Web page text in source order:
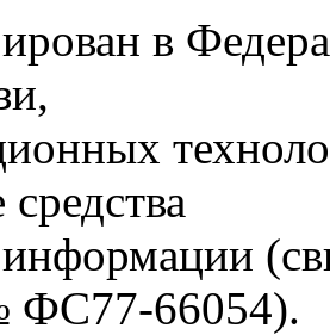
в
средства
ФС77-66054).